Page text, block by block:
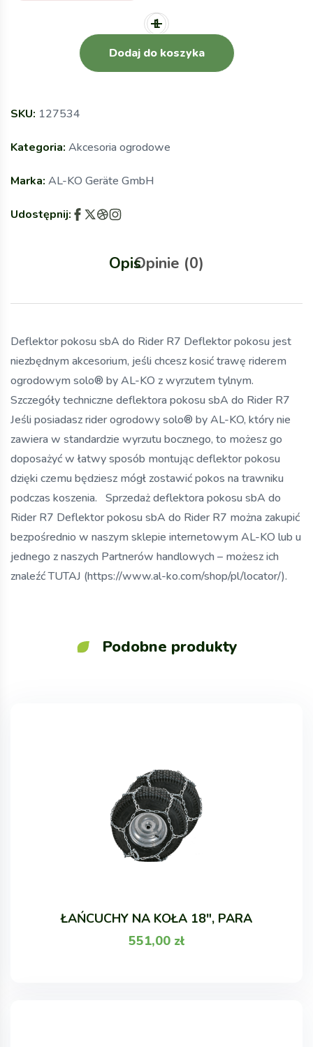
Dodaj do koszyka
SKU: 127534
Kategoria: Akcesoria ogrodowe
Marka: AL-KO Geräte GmbH
Udostępnij:
OpisOpinie (0)
Deflektor pokosu sbA do Rider R7 Deflektor pokosu jest
niezbędnym akcesorium, jeśli chcesz kosić trawę riderem
ogrodowym solo® by AL-KO z wyrzutem tylnym.
Szczegóły techniczne deflektora pokosu sbA do Rider R7
Jeśli posiadasz rider ogrodowy solo® by AL-KO, który nie
zawiera w standardzie wyrzutu bocznego, to możesz go
doposażyć w łatwy sposób montując deflektor pokosu
dzięki czemu będziesz mógł zostawić pokos na trawniku
podczas koszenia. Sprzedaż deflektora pokosu sbA do
Rider R7 Deflektor pokosu sbA do Rider R7 można zakupić
bezpośrednio w naszym sklepie internetowym AL-KO lub u
jednego z naszych Partnerów handlowych – możesz ich
znaleźć TUTAJ (https://www.al-ko.com/shop/pl/locator/).
Podobne produkty
ŁAŃCUCHY NA KOŁA 18", PARA
551,00 zł